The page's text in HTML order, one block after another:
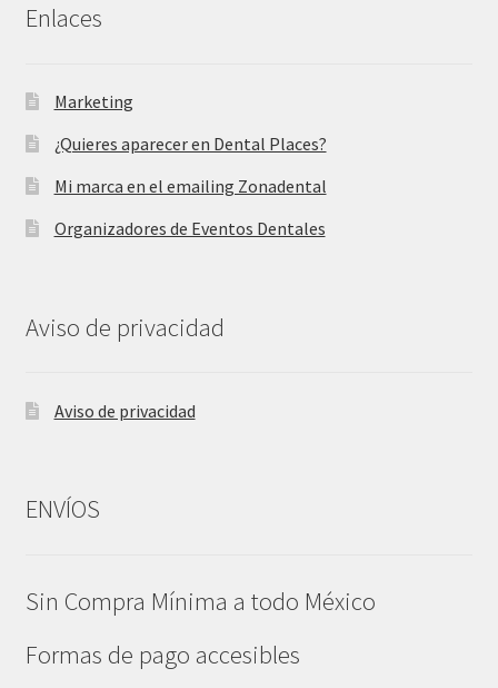
Enlaces
Marketing
¿Quieres aparecer en Dental Places?
Mi marca en el emailing Zonadental
Organizadores de Eventos Dentales
Aviso de privacidad
Aviso de privacidad
ENVÍOS
Sin Compra Mínima a todo México
Formas de pago accesibles